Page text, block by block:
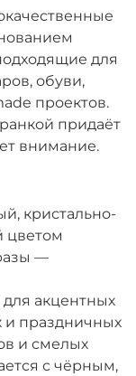
для
обуви,
проектов.
придаёт
внимание.
кристально-
цветом
—
акцентных
и праздничных
и смелых
с чёрным,